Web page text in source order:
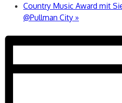
Country Music Award mit
@Pullman City »